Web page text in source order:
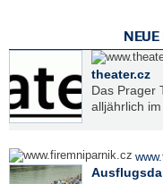
NEUE
theater.cz
Das Prager
alljährlich im